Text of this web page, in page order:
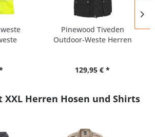
Pinewood Tiveden
Outdoor-Weste Herren
129,95 € *
Herren Hosen und Shirts